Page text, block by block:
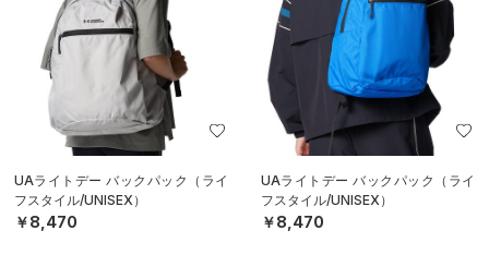
UAライトデー バックパック（ライ
フスタイル/UNISEX）
￥8,470
UAライトデー バックパック（ライ
フスタイル/UNISEX）
￥8,470